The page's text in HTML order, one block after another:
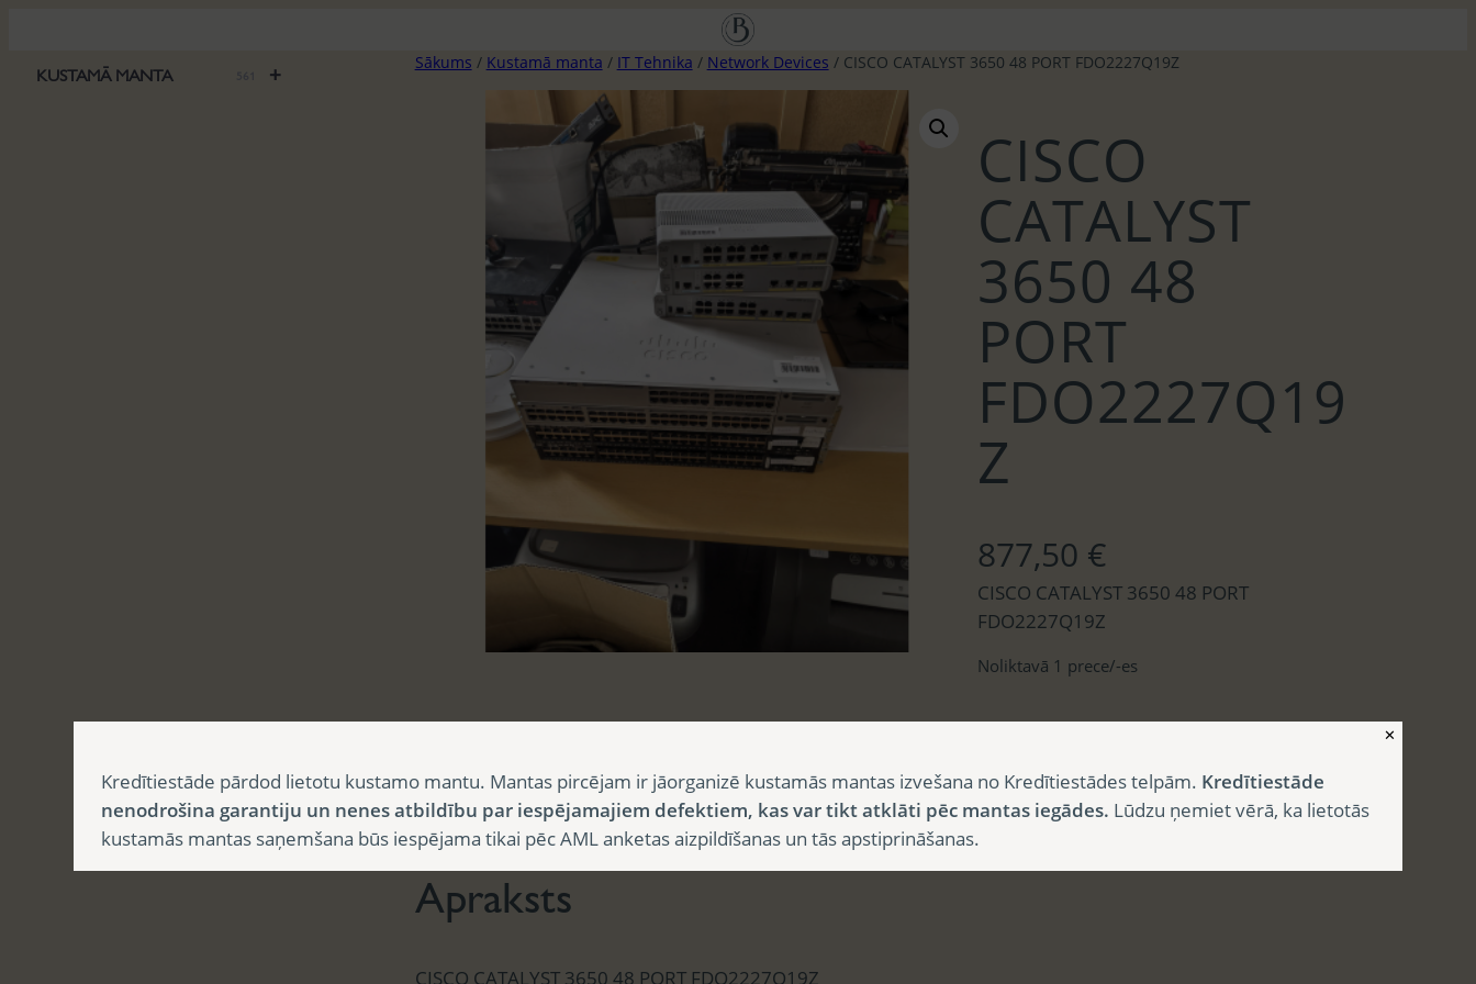
saturu
+
KUSTAMĀ MANTA
Sākums / Kustamā manta / IT Tehnika / Network Devices / CISCO CATALYST 3650 48 PORT FDO2227Q19Z
CISCO
CATALYST
3650 48
PORT
FDO2227Q19
Z
877,50 €
CISCO CATALYST 3650 48 PORT
FDO2227Q19Z
Noliktavā 1 prece/-es
954
Devices
Apraksts
Apraksts
CISCO CATALYST 3650 48 PORT FDO2227Q19Z
✕
Kredītiestāde pārdod lietotu kustamo mantu. Mantas pircējam ir jāorganizē kustamās mantas izvešana no Kredītiestādes telpām. Kredītiestāde
nenodrošina garantiju un nenes atbildību par iespējamajiem defektiem, kas var tikt atklāti pēc mantas iegādes. Lūdzu ņemiet vērā, ka lietotās
kustamās mantas saņemšana būs iespējama tikai pēc AML anketas aizpildīšanas un tās apstiprināšanas.